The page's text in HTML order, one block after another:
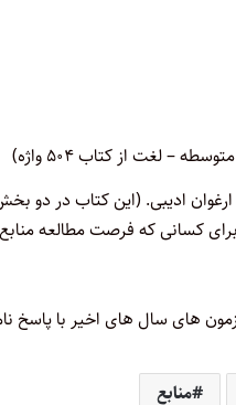
– لغت از کتاب ۵۰۴ واژه)
ارغوان ادیبی. (این کتاب
کسانی که فرصت مطالعه
های سال های اخیر با پاسخ
منابع